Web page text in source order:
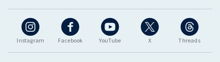
Instagram Facebook YouTube X Threads